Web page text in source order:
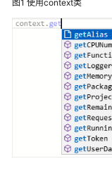
图1 使用context类